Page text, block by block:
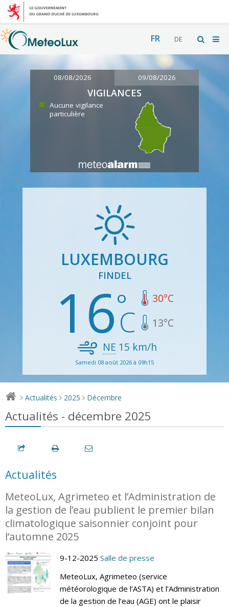
FR DE
08/08/2026 09/08/2026
VIGILANCES
Aucune vigilance
particulière
LUXEMBOURG
FINDEL
16 30°C
13°C
NE 15 km/h
Samedi 08 août 2026 à 09h15
> Actualités > 2025 > Décembre
Actualités - décembre 2025
Actualités
MeteoLux, Agrimeteo et l’Administration de
la gestion de l’eau publient le premier bilan
climatologique saisonnier conjoint pour
l’automne 2025
9-12-2025 Salle de presse
MeteoLux, Agrimeteo (service
météorologique de l’ASTA) et l’Administration
de la gestion de l’eau (AGE) ont le plaisir